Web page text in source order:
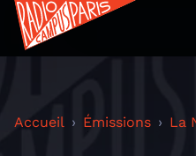
Accueil Émissions La